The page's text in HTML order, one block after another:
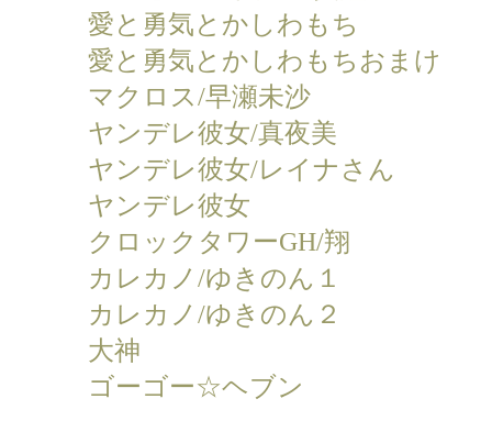
愛と勇気とかしわもち
愛と勇気とかしわもちおまけ
マクロス/早瀬未沙
ヤンデレ彼女/真夜美
ヤンデレ彼女/レイナさん
ヤンデレ彼女
クロックタワーGH/翔
カレカノ/ゆきのん１
カレカノ/ゆきのん２
大神
ゴーゴー☆ヘブン